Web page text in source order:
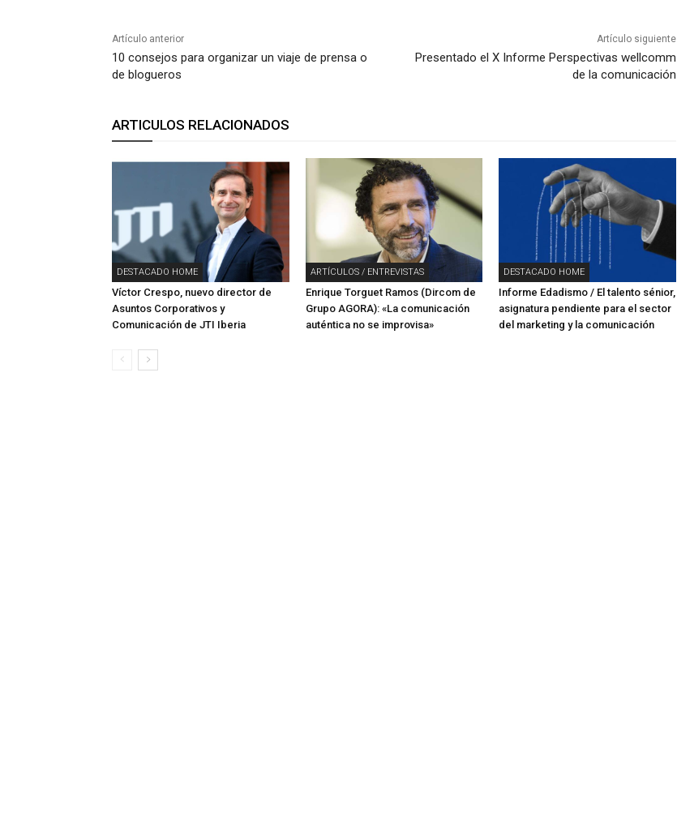
Artículo anterior
10 consejos para organizar un viaje de prensa o
de blogueros
Artículo siguiente
Presentado el X Informe Perspectivas wellcomm
de la comunicación
ARTICULOS RELACIONADOS
DESTACADO HOME
Víctor Crespo, nuevo director de
Asuntos Corporativos y
Comunicación de JTI Iberia
ARTÍCULOS / ENTREVISTAS
Enrique Torguet Ramos (Dircom de
Grupo AGORA): «La comunicación
auténtica no se improvisa»
DESTACADO HOME
Informe Edadismo / El talento sénior,
asignatura pendiente para el sector
del marketing y la comunicación